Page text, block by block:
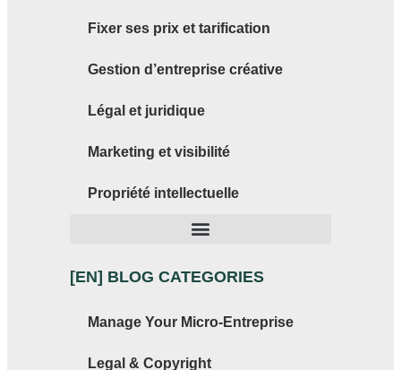
Fixer ses prix et tarification
Gestion d’entreprise créative
Légal et juridique
Marketing et visibilité
Propriété intellectuelle
[EN] BLOG CATEGORIES
Manage Your Micro-Entreprise
Legal & Copyright